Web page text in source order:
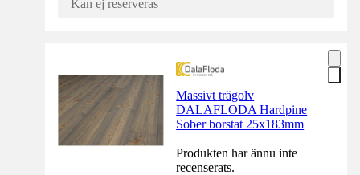
Kan ej reserveras
Massivt trägolv
DALAFLODA Hardpine
Sober borstat 25x183mm
Produkten har ännu inte
recenserats.